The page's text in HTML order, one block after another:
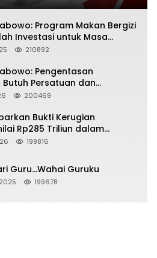
Program Makan Bergizi
Investasi untuk Masa
210892
Pengentasan
Butuh Persatuan dan
yang Bertanggung Jawab
200469
Bukti Kerugian
Rp285 Triliun dalam
Korupsi PT Pertamina
199816
Guru…Wahai Guruku
199678